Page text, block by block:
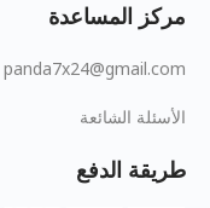
مركز المساعدة
panda7x24@gmail.com
الأسئلة الشائعة
طريقة الدفع